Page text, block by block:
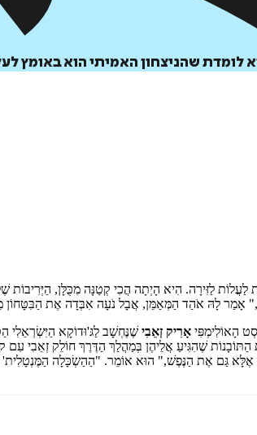
שהניצחון האמיתי הוא באומץ
לַזִּירָה. הִיא הָיְתָה הֲכִי קְטַנָּה מִכֻּלָּן,
אָמַר לָהּ אֹהַד הַמְּאַמֵּן, אֲבָל נֹעָה אִבְּדָה אֶת הַבִּטָּחוֹן
הָאוֹלִימְפִּי אָרִיק זְאֵבִי שֶׁנֶּחְשָׁב לַגּ'וּדוֹקָא הַיִּשְׂרְאֵלִי
שֶׁהִגִּיעַ אֲלֵיהֶן בְּמַהֲלַךְ הַדֶּרֶךְ חוֹלֵק זְאֵבִי
אֶלָּא גַּם אֶת הַנֶּפֶשׁ," הוּא אוֹמֵר. "הַהַשְׂכָּלָה